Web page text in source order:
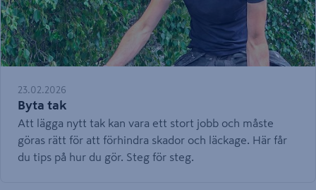
23.02.2026
Byta tak
Att lägga nytt tak kan vara ett stort jobb och måste
göras rätt för att förhindra skador och läckage. Här får
du tips på hur du gör. Steg för steg.